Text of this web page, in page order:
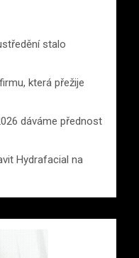
stalo
která přežije
dáváme přednost
Hydrafacial na